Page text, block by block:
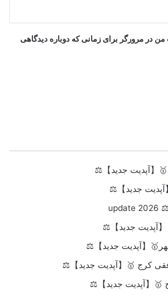
من در مرورگر برای زمانی که دوباره دیدگاهی